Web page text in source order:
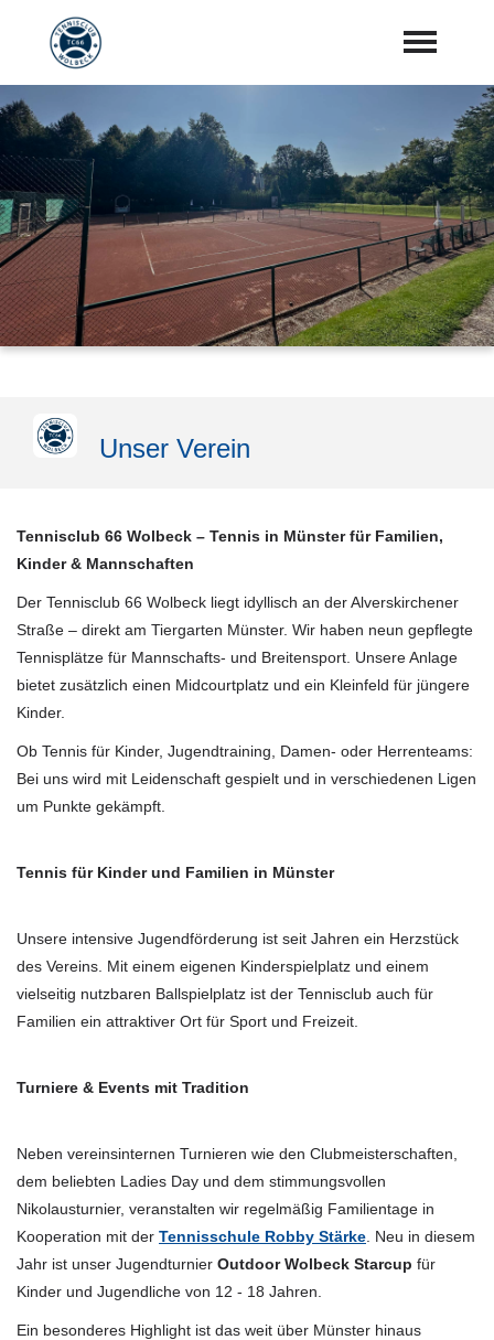
Startseite
Aktuelles
Vorstand
Training
Mannschaften
"Jetzt Mitglied werden"
Unser Verein
Tennisclub 66 Wolbeck – Tennis in Münster für Familien,
Kinder & Mannschaften
Der Tennisclub 66 Wolbeck liegt idyllisch an der Alverskirchener
Straße – direkt am Tiergarten Münster. Wir haben neun gepflegte
Tennisplätze für Mannschafts- und Breitensport. Unsere Anlage
bietet zusätzlich einen Midcourtplatz und ein Kleinfeld für jüngere
Kinder.
Ob Tennis für Kinder, Jugendtraining, Damen- oder Herrenteams:
Bei uns wird mit Leidenschaft gespielt und in verschiedenen Ligen
um Punkte gekämpft.
Tennis für Kinder und Familien in Münster
Unsere intensive Jugendförderung ist seit Jahren ein Herzstück
des Vereins. Mit einem eigenen Kinderspielplatz und einem
vielseitig nutzbaren Ballspielplatz ist der Tennisclub auch für
Familien ein attraktiver Ort für Sport und Freizeit.
Turniere & Events mit Tradition
Neben vereinsinternen Turnieren wie den Clubmeisterschaften,
dem beliebten Ladies Day und dem stimmungsvollen
Nikolausturnier, veranstalten wir regelmäßig Familientage in
Kooperation mit der Tennisschule Robby Stärke . Neu in diesem
Jahr ist unser Jugendturnier Outdoor Wolbeck Starcup für
Kinder und Jugendliche von 12 - 18 Jahren.
Ein besonderes Highlight ist das weit über Münster hinaus